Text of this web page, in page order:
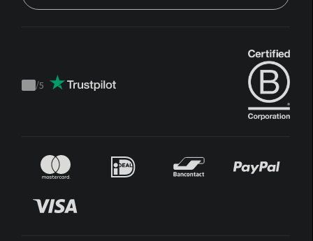
Trustpilot
/5